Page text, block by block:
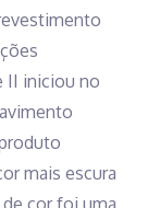
II iniciou no
mais escura
cor foi uma